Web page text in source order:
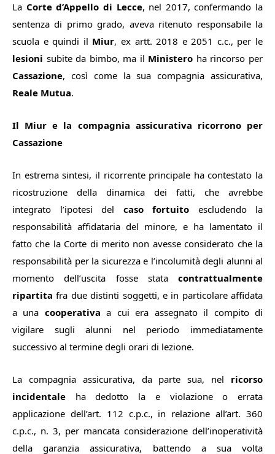
La Corte d’Appello di Lecce, nel 2017, confermando la
sentenza di primo grado, aveva ritenuto responsabile la
scuola e quindi il Miur, ex artt. 2018 e 2051 c.c., per le
lesioni subite da bimbo, ma il Ministero ha rincorso per
Cassazione, così come la sua compagnia assicurativa,
Reale Mutua.
Il Miur e la compagnia assicurativa ricorrono per
Cassazione
In estrema sintesi, il ricorrente principale ha contestato la
ricostruzione della dinamica dei fatti, che avrebbe
integrato l’ipotesi del caso fortuito escludendo la
responsabilità affidataria del minore, e ha lamentato il
fatto che la Corte di merito non avesse considerato che la
responsabilità per la sicurezza e l’incolumità degli alunni al
momento dell’uscita fosse stata contrattualmente
ripartitafra due distinti soggetti, e in particolare affidata
a una cooperativaa cui era assegnato il compito di
vigilare sugli alunni nel periodo immediatamente
successivo al termine degli orari di lezione.
La compagnia assicurativa, da parte sua, nel ricorso
incidentale ha dedotto la e violazione o errata
applicazione dell’art. 112 c.p.c., in relazione all’art. 360
c.p.c., n. 3, per mancata considerazione dell’inoperatività
della garanzia assicurativa, battendo a sua volta